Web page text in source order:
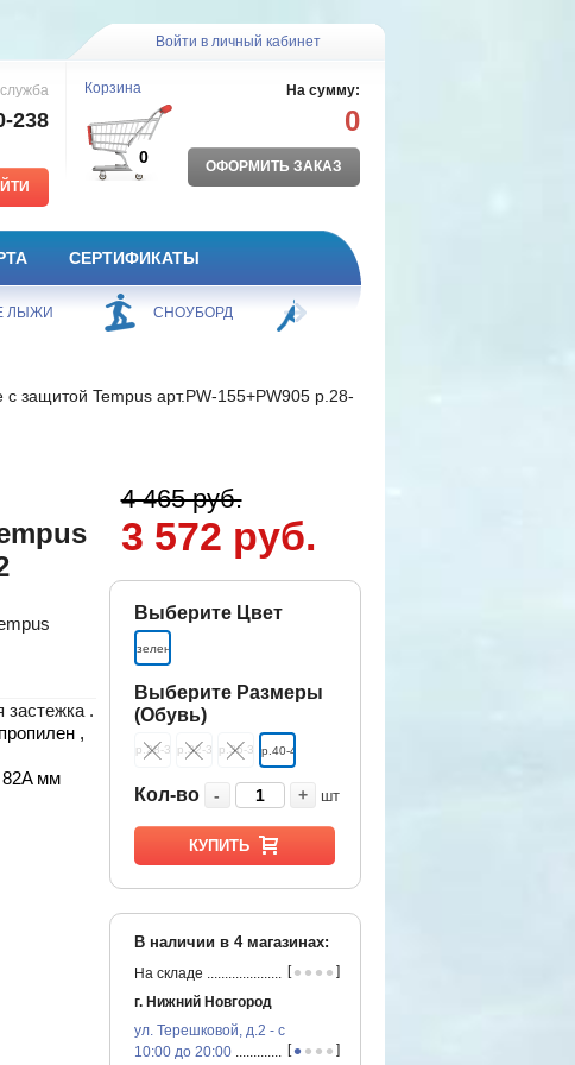
Войти в личный кабинет
238
Корзина
0
На сумму:
0
ОФОРМИТЬ ЗАКАЗ
СЕРТИФИКАТЫ
ЛЫЖИ СНОУБОРД
защитой Tempus арт.PW-155+PW905 р.28-
застежка .
,
82A мм
4 465 руб.
3 572 руб.
Выберите Цвет
зеленый
Выберите Размеры
(Обувь)
р.28-31 р.32-35 р.36-39 р.40-42
Кол-во - + шт
КУПИТЬ
В наличии в 4магазинах:
На складе ...............................................
[•••• ]
г. Нижний Новгород
ул. Терешковой, д.2 - с
10:00 до 20:00...............................................
[•••• ]